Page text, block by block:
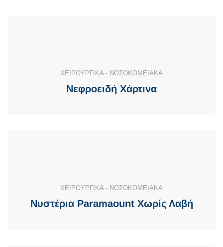
ΧΕΙΡΟΥΡΓΙΚΑ - ΝΟΣΟΚΟΜΕΙΑΚΑ
Νεφροειδή Χάρτινα
ΧΕΙΡΟΥΡΓΙΚΑ - ΝΟΣΟΚΟΜΕΙΑΚΑ
Νυστέρια Paramaount Χωρίς Λαβή